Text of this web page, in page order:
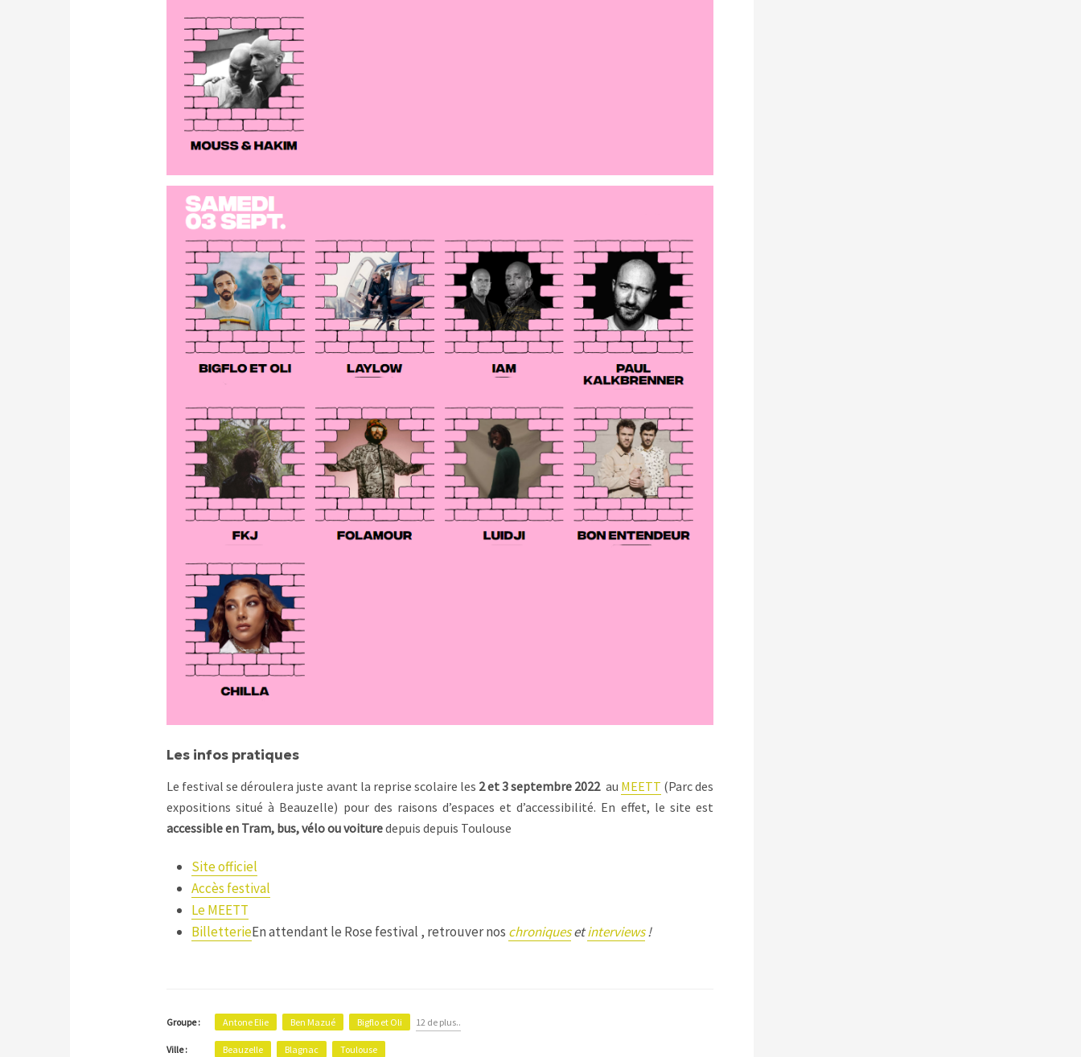
Les infos pratiques
Le festival se déroulera juste avant la reprise scolaire les 2 et 3 septembre 2022au MEETT (Parc des
expositions situé à Beauzelle) pour des raisons d’espaces et d’accessibilité. En effet, le site est
accessible en Tram, bus, vélo ou voituredepuis depuis Toulouse
Site officiel
Accès festival
Le MEETT
BilletterieEn attendant le Rose festival , retrouver nos chroniquesetinterviews!
Groupe : Antone Elie Ben Mazué Bigflo et Oli 12 de plus..
Ville : Beauzelle Blagnac Toulouse